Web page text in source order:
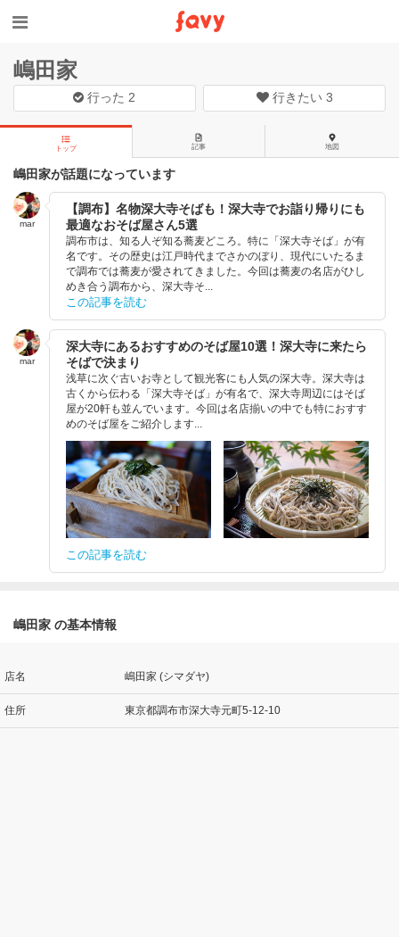
嶋田家
行った 2 行きたい 3
トップ 記事 地図
嶋田家が話題になっています
mar
【調布】名物深大寺そばも！深大寺でお詣り帰りにも
最適なおそば屋さん5選
調布市は、知る人ぞ知る蕎麦どころ。特に「深大寺そば」が有
名です。その歴史は江戸時代までさかのぼり、現代にいたるま
で調布では蕎麦が愛されてきました。今回は蕎麦の名店がひし
めき合う調布から、深大寺そ...
この記事を読む
mar
深大寺にあるおすすめのそば屋10選！深大寺に来たら
そばで決まり
浅草に次ぐ古いお寺として観光客にも人気の深大寺。深大寺は
古くから伝わる「深大寺そば」が有名で、深大寺周辺にはそば
屋が20軒も並んでいます。今回は名店揃いの中でも特におすす
めのそば屋をご紹介します...
この記事を読む
嶋田家 の基本情報
店名 嶋田家 (シマダヤ)
住所 東京都調布市深大寺元町5-12-10